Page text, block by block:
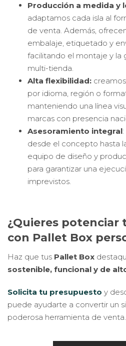
Producción a medida y
adaptamos cada isla al
de venta. Además,
embalaje, etiquetado y
facilitando el montaje y la
multi-tienda.
Alta flexibilidad: c
por idioma, región o
manteniendo una línea
marcas con presencia
Asesoramiento integral
desde el concepto hasta
equipo de diseño y
para garantizar una
imprevistos.
¿Quieres potenciar
con Pallet Box
Haz que tus Pallet Box
sostenible, funcional y de
Solicita tu presupuesto y
puede ayudarte a convertir un
poderosa herramienta de venta.